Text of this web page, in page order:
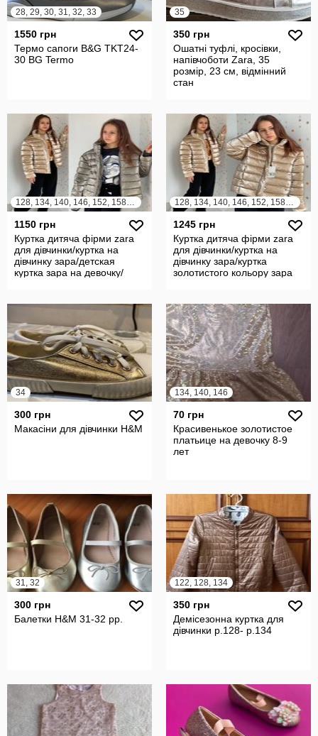
28, 29, 30, 31, 32, 33
1550 грн
Термо сапоги B&G TKT24-
30 BG Termo
35
350 грн
Ошатні туфлі, кросівки,
напівчоботи Zara, 35
розмір, 23 см, відмінний
стан
128, 134, 140, 146, 152, 158, 164
1150 грн
Куртка дитяча фірми zara
для дівчинки/куртка на
дівчинку зара/детская
куртка зара на девочку/
128, 134, 140, 146, 152, 158, 164
1245 грн
Куртка дитяча фірми zara
для дівчинки/куртка на
дівчинку зара/куртка
золотистого кольору зара
34
300 грн
Макасіни для дівчинки H&M
134, 140, 146
70 грн
Красивенькое золотистое
платьице на девочку 8-9
лет
31, 32
300 грн
Балетки H&M 31-32 рр.
122, 128, 134
350 грн
Демісезонна куртка для
дівчинки р.128- р.134